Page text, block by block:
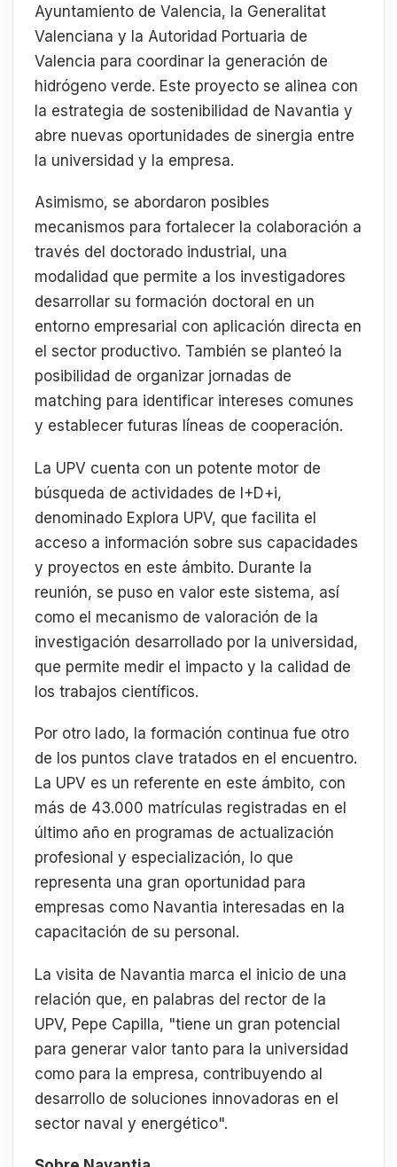
Ayuntamiento de Valencia, la Generalitat
Valenciana y la Autoridad Portuaria de
Valencia para coordinar la generación de
hidrógeno verde. Este proyecto se alinea con
la estrategia de sostenibilidad de Navantia y
abre nuevas oportunidades de sinergia entre
la universidad y la empresa.
Asimismo, se abordaron posibles
mecanismos para fortalecer la colaboración a
través del doctorado industrial, una
modalidad que permite a los investigadores
desarrollar su formación doctoral en un
entorno empresarial con aplicación directa en
el sector productivo. También se planteó la
posibilidad de organizar jornadas de
matching para identificar intereses comunes
y establecer futuras líneas de cooperación.
La UPV cuenta con un potente motor de
búsqueda de actividades de I+D+i,
denominado Explora UPV, que facilita el
acceso a información sobre sus capacidades
y proyectos en este ámbito. Durante la
reunión, se puso en valor este sistema, así
como el mecanismo de valoración de la
investigación desarrollado por la universidad,
que permite medir el impacto y la calidad de
los trabajos científicos.
Por otro lado, la formación continua fue otro
de los puntos clave tratados en el encuentro.
La UPV es un referente en este ámbito, con
más de 43.000 matrículas registradas en el
último año en programas de actualización
profesional y especialización, lo que
representa una gran oportunidad para
empresas como Navantia interesadas en la
capacitación de su personal.
La visita de Navantia marca el inicio de una
relación que, en palabras del rector de la
UPV, Pepe Capilla, "tiene un gran potencial
para generar valor tanto para la universidad
como para la empresa, contribuyendo al
desarrollo de soluciones innovadoras en el
sector naval y energético".